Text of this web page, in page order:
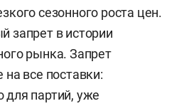
сезонного роста цен.
запрет в истории
рынка. Запрет
на все поставки:
для партий, уже